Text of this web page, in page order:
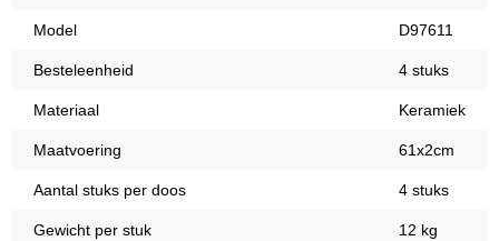
Model D97611
Besteleenheid 4 stuks
Materiaal Keramiek
Maatvoering 61x2cm
Aantal stuks per doos 4 stuks
Gewicht per stuk 12 kg